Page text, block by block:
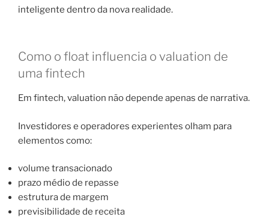
inteligente dentro da nova realidade.
Como o float influencia o valuation de
uma fintech
Em fintech, valuation não depende apenas de narrativa.
Investidores e operadores experientes olham para
elementos como:
volume transacionado
prazo médio de repasse
estrutura de margem
previsibilidade de receita